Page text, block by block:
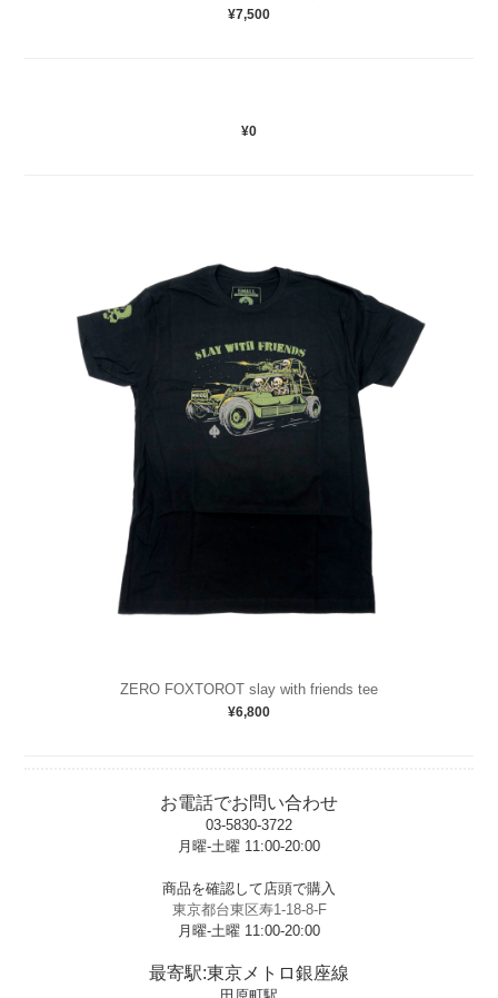
¥7,500
¥0
ZERO FOXTOROT slay with friends tee
¥6,800
お電話でお問い合わせ
03-5830-3722
月曜-土曜 11:00-20:00
商品を確認して店頭で購入
東京都台東区寿1-18-8-F
月曜-土曜 11:00-20:00
最寄駅:東京メトロ銀座線